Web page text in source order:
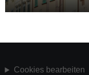
Cookies bearbeiten